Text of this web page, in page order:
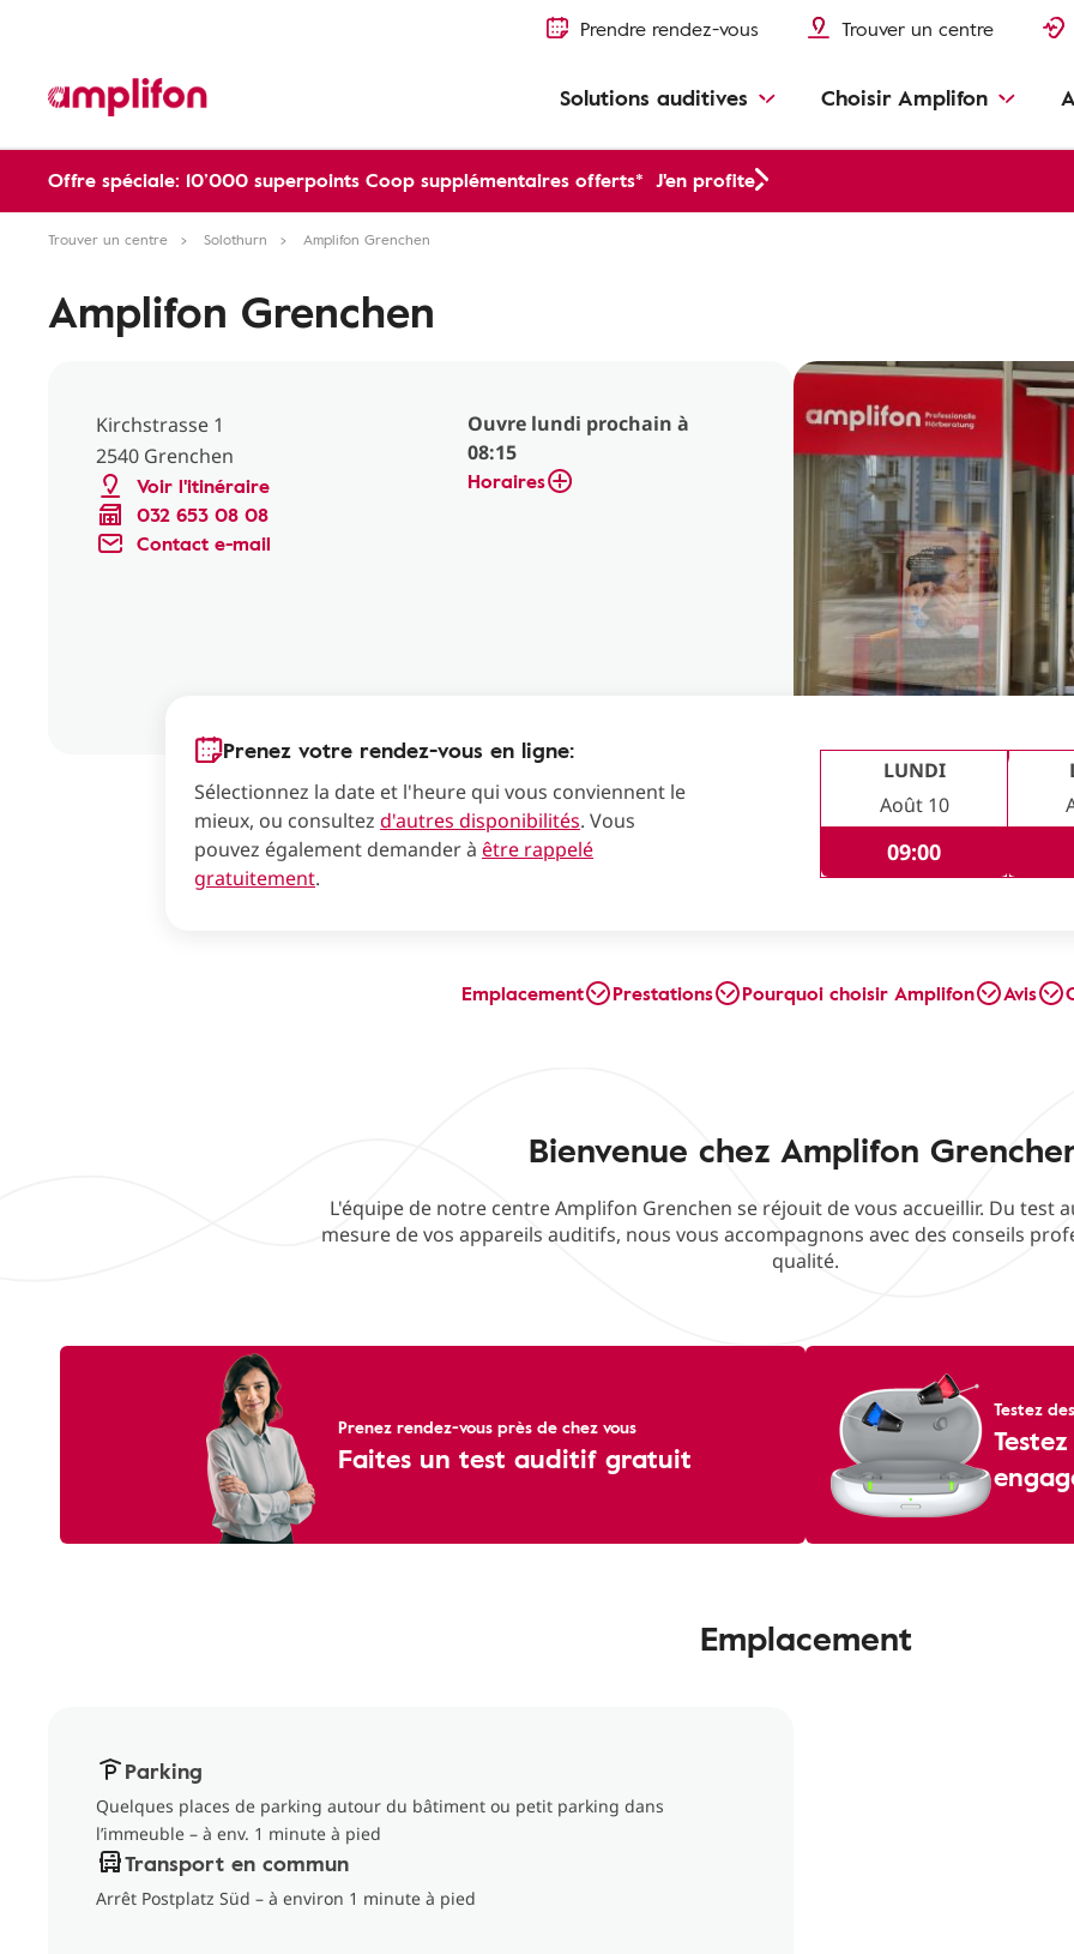
Prendre rendez-vous Trouver un centre
Solutions auditives Choisir Amplifon
Offre spéciale: 10’000 superpoints Coop supplémentaires offerts* J'en profite
Trouver un centre Solothurn Amplifon Grenchen
Amplifon Grenchen
Kirchstrasse 1
2540 Grenchen
Voir l'itinéraire
032 653 08 08
Contact e-mail
Ouvre lundi prochain à
08:15
Horaires
Prenez votre rendez-vous en ligne:
Sélectionnez la date et l'heure qui vous conviennent le
mieux, ou consultez d'autres disponibilités. Vous
pouvez également demander à être rappelé
gratuitement.
LUNDI
Août 10
09:00
Emplacement Prestations Pourquoi choisir Amplifon Avis
Bienvenue chez Amplifon
L'équipe de notre centre Amplifon Grenchen se réjouit de vous accueillir. Du test
mesure de vos appareils auditifs, nous vous accompagnons avec des conseils
qualité.
Prenez rendez-vous près de chez vous
Faites un test auditif gratuit
Testez
Emplacement
Parking
Quelques places de parking autour du bâtiment ou petit parking dans
l’immeuble – à env. 1 minute à pied
Transport en commun
Arrêt Postplatz Süd – à environ 1 minute à pied